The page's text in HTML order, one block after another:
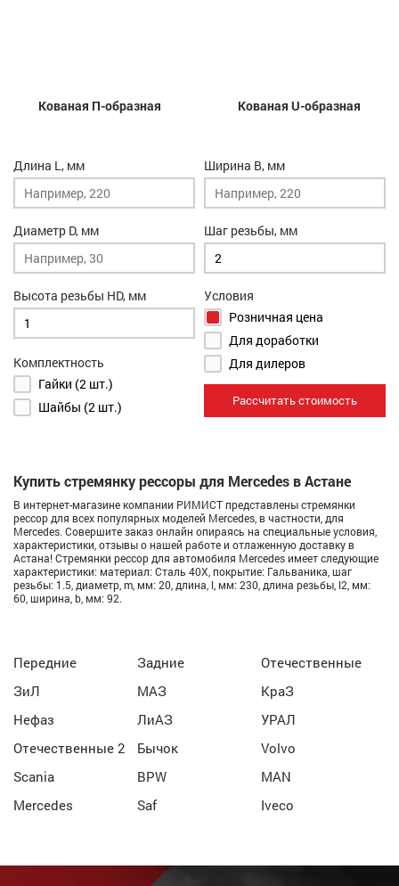
Кованая П-образная Кованая U-образная
Длина L, мм
Диаметр D, мм
Ширина B, мм
Шаг резьбы, мм
Высота резьбы HD, мм
Комплектность
Гайки (2 шт.)
Шайбы (2 шт.)
Условия
Розничная цена
Для доработки
Для дилеров
Рассчитать стоимость
Купить стремянку рессоры для Mercedes в Астане
В интернет-магазине компании РИМИСТ представлены стремянки
рессор для всех популярных моделей Mercedes, в частности, для
Mercedes. Совершите заказ онлайн опираясь на специальные условия,
характеристики, отзывы о нашей работе и отлаженную доставку в
Астана! Стремянки рессор для автомобиля Mercedes имеет следующие
характеристики: материал: Сталь 40Х, покрытие: Гальваника, шаг
резьбы: 1.5, диаметр, m, мм: 20, длина, l, мм: 230, длина резьбы, l2, мм:
60, ширина, b, мм: 92.
Передние Задние
Отечественные
ЗиЛ
МАЗ
КраЗ
Нефаз
ЛиАЗ
УРАЛ
Отечественные 2
Бычок
Volvo
Scania
BPW
MAN
Mercedes
Saf Iveco